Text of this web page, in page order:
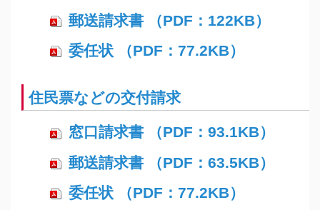
郵送請求書 （PDF：122KB）
委任状 （PDF：77.2KB）
住民票などの交付請求
窓口請求書 （PDF：93.1KB）
郵送請求書 （PDF：63.5KB）
委任状 （PDF：77.2KB）